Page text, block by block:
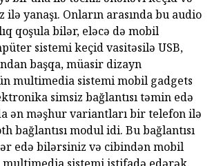
yanaşı. Onların arasında bu audio
qoşula bilər, eləcə də mobil
sistemi keçid vasitəsilə USB,
başqa, müasir dizayn
multimedia sistemi mobil gadgets
simsiz bağlantısı təmin edə
ən məşhur variantları bir telefon ilə
bağlantısı modul idi. Bu bağlantısı
edə bilərsiniz və cibindən mobil